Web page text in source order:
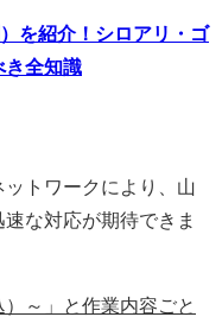
を紹介！シロアリ・ゴ
き全知識
トワークにより、山
な対応が期待できま
～」と作業内容ごと